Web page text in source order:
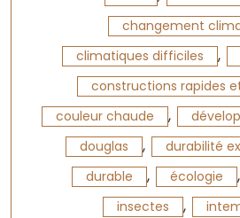
changement
climatiques difficiles ,
constructions rapides
couleur chaude ,
douglas , durabilité
durable , écologie ,
insectes ,